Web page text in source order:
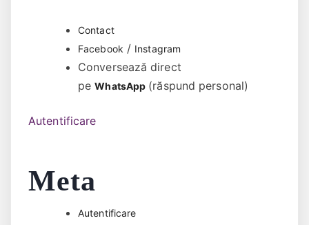
Contact
Facebook / Instagram
Conversează direct
peWhatsApp (răspund personal)
Autentificare
Meta
Autentificare